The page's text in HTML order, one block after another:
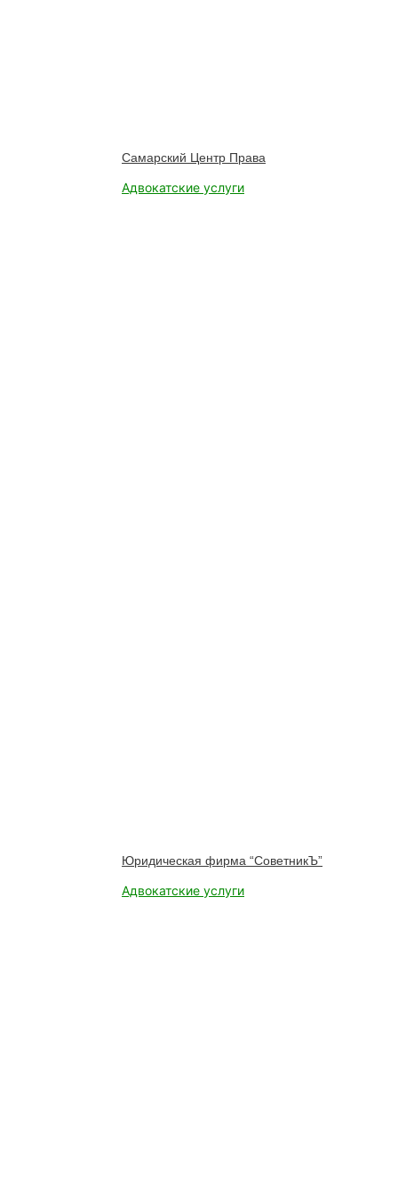
Самарский Центр Права
Адвокатские услуги
Юридическая фирма “СоветникЪ”
Адвокатские услуги